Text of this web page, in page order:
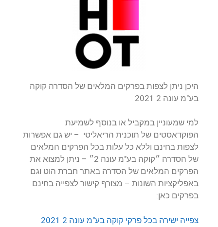
היכן ניתן לצפות בפרקים המלאים של הסדרה קוקה
בע"מ עונה 2 2021
למי שמעוניין במקביל או בנוסף לשמיעת
הפוקדאסטים של תוכנית הריאליטי – יש גם אפשרות
לצפות בחינם וללא כל עלות בכל הפרקים המלאים
של הסדרה ״קוקה בע"מ עונה 2״ – ניתן למצוא את
הפרקים המלאים של הסדרה באתר חברת הוט וגם
באפליקציות השונות – מצורף קישור לצפייה בחינם
בפרקים כאן:
צפייה ישירה בכל פרקי קוקה בע"מ עונה 2 2021